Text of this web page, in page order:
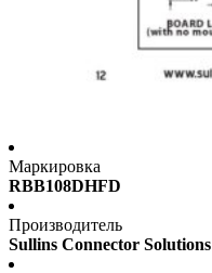
Маркировка
RBB108DHFD
Производитель
Sullins Connector Solutions